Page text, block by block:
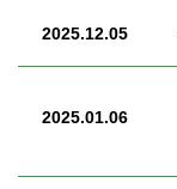
2025.12.05
2025.01.06